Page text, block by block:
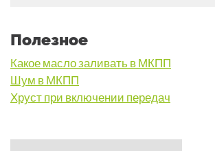
Полезное
Какое масло заливать в МКПП
Шум в МКПП
Хруст при включении передач